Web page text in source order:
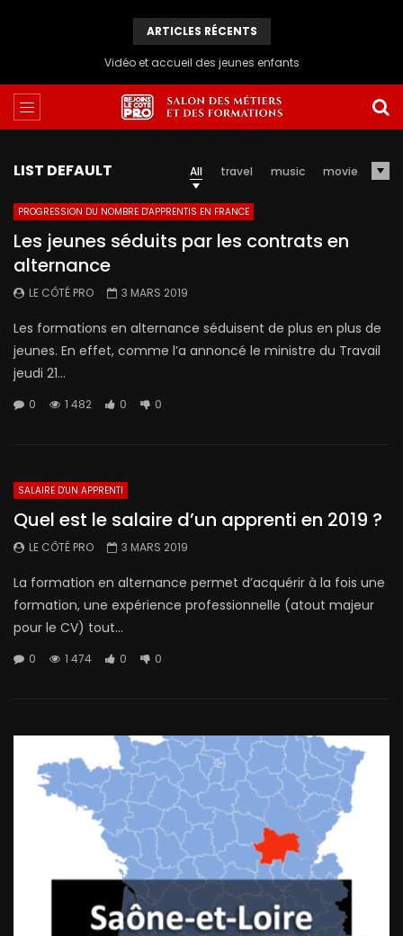
ARTICLES RÉCENTS
CUISINIERE NAPOLITAINE
LIST DEFAULT All travel music movie
PROGRESSION DU NOMBRE D'APPRENTIS EN FRANCE
Les jeunes séduits par les contrats en
alternance
LE CÔTÉ PRO 3 MARS 2019
Les formations en alternance séduisent de plus en plus de
jeunes. En effet, comme l’a annoncé le ministre du Travail
jeudi 21...
0 1 482 0 0
SALAIRE D'UN APPRENTI
Quel est le salaire d’un apprenti en 2019 ?
LE CÔTÉ PRO 3 MARS 2019
La formation en alternance permet d’acquérir à la fois une
formation, une expérience professionnelle (atout majeur
pour le CV) tout...
0 1 474 0 0